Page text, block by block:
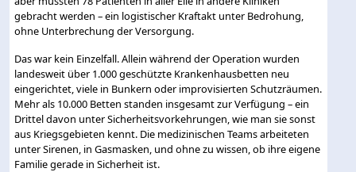
gebracht werden – ein logistischer Kraftakt unter Bedrohung,
ohne Unterbrechung der Versorgung.
Das war kein Einzelfall. Allein während der Operation wurden
landesweit über 1.000 geschützte Krankenhausbetten neu
eingerichtet, viele in Bunkern oder improvisierten Schutzräumen.
Mehr als 10.000 Betten standen insgesamt zur Verfügung – ein
Drittel davon unter Sicherheitsvorkehrungen, wie man sie sonst
aus Kriegsgebieten kennt. Die medizinischen Teams arbeiteten
unter Sirenen, in Gasmasken, und ohne zu wissen, ob ihre eigene
Familie gerade in Sicherheit ist.